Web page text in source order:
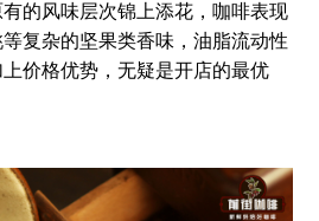
有的风味层次锦上添花，咖啡表现
复杂的坚果类香味，油脂流动性
价格优势，无疑是开店的最优